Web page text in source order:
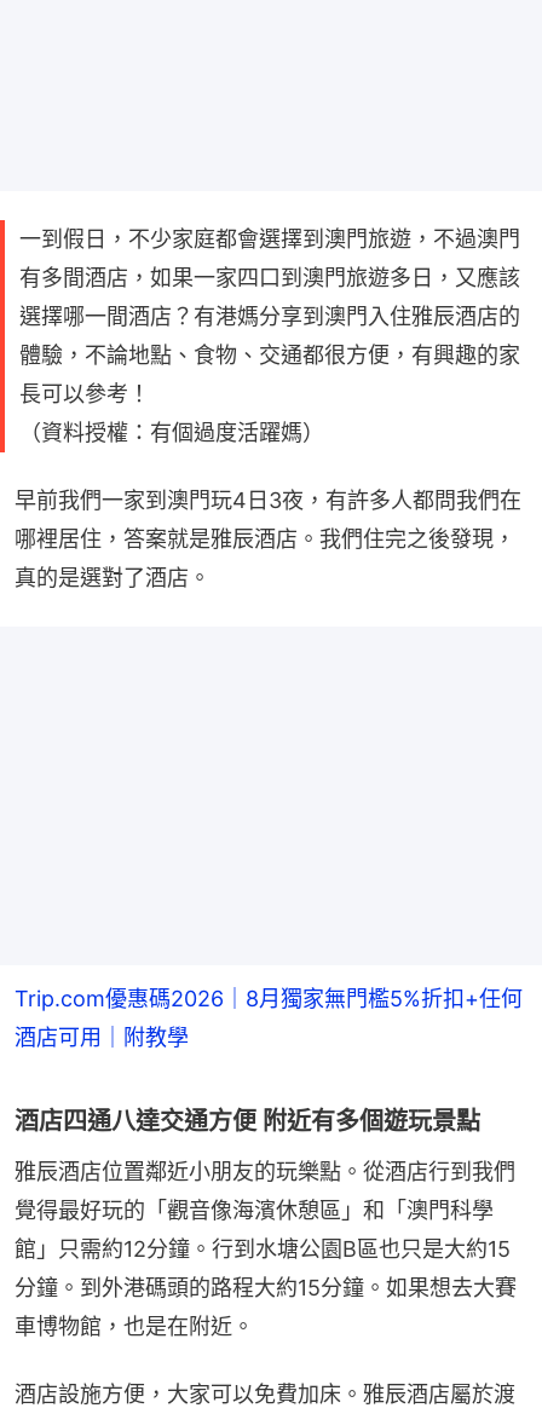
一到假日，不少家庭都會選擇到澳門旅遊，不過澳門
有多間酒店，如果一家四口到澳門旅遊多日，又應該
選擇哪一間酒店？有港媽分享到澳門入住雅辰酒店的
體驗，不論地點、食物、交通都很方便，有興趣的家
長可以參考！
（資料授權：有個過度活躍媽）
早前我們一家到澳門玩4日3夜，有許多人都問我們在
哪裡居住，答案就是雅辰酒店。我們住完之後發現，
真的是選對了酒店。
Trip.com優惠碼2026｜8月獨家無門檻5%折扣+任何
酒店可用｜附教學
酒店四通八達交通方便 附近有多個遊玩景點
雅辰酒店位置鄰近小朋友的玩樂點。從酒店行到我們
覺得最好玩的「觀音像海濱休憩區」和「澳門科學
館」只需約12分鐘。行到水塘公園B區也只是大約15
分鐘。到外港碼頭的路程大約15分鐘。如果想去大賽
車博物館，也是在附近。
酒店設施方便，大家可以免費加床。雅辰酒店屬於渡